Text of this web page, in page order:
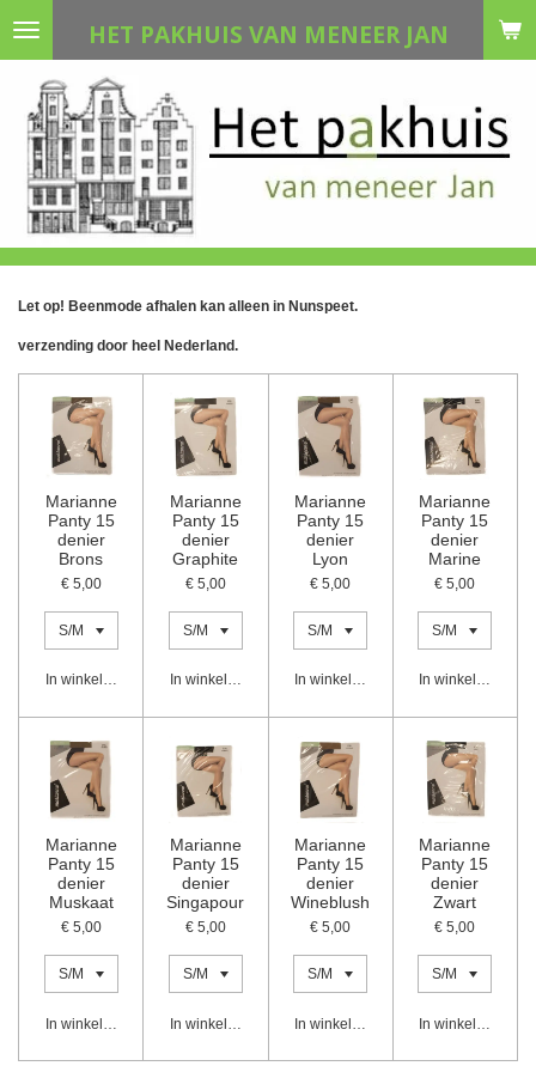
Ga
hoofdinhoud
HET PAKHUIS VAN MENEER JAN
Let op! Beenmode afhalen kan alleen in Nunspeet.
verzending door heel Nederland.
Marianne
Panty 15
denier
Brons
€ 5,00
In winkelwagen
Marianne
Panty 15
denier
Graphite
€ 5,00
In winkelwagen
Marianne
Panty 15
denier
Lyon
€ 5,00
In winkelwagen
Marianne
Panty 15
denier
Marine
€ 5,00
In winkelwagen
Marianne
Panty 15
denier
Muskaat
€ 5,00
In winkelwagen
Marianne
Panty 15
denier
Singapour
€ 5,00
In winkelwagen
Marianne
Panty 15
denier
Wineblush
€ 5,00
In winkelwagen
Marianne
Panty 15
denier
Zwart
€ 5,00
In winkelwagen